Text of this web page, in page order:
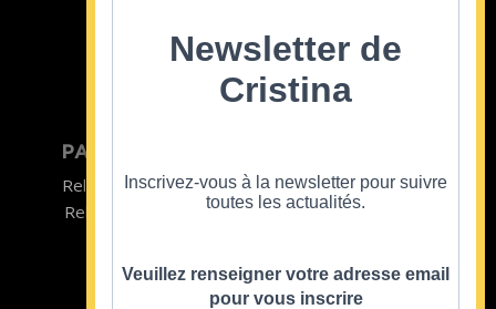
PARTICULIER
Relooking homme
Relooking femme
Team Building
Formations
Newsletter de
Cristina
Inscrivez-vous à la newsletter pour suivre
toutes les actualités.
Veuillez renseigner votre adresse email
pour vous inscrire